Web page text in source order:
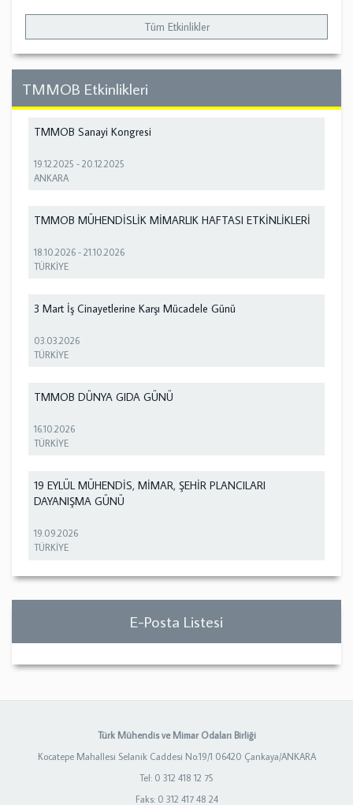
Tüm Etkinlikler
TMMOB Etkinlikleri
TMMOB Sanayi Kongresi
19.12.2025 -20.12.2025
ANKARA
TMMOB MÜHENDİSLİK MİMARLIK HAFTASI ETKİNLİKLERİ
18.10.2026 -21.10.2026
TÜRKİYE
3 Mart İş Cinayetlerine Karşı Mücadele Günü
03.03.2026
TÜRKİYE
TMMOB DÜNYA GIDA GÜNÜ
16.10.2026
TÜRKİYE
19 EYLÜL MÜHENDİS, MİMAR, ŞEHİR PLANCILARI
DAYANIŞMA GÜNÜ
19.09.2026
TÜRKİYE
E-Posta Listesi
Türk Mühendis ve Mimar Odaları Birliği
Kocatepe Mahallesi Selanik Caddesi No:19/1 06420 Çankaya/ANKARA
Tel: 0 312 418 12 75
Faks: 0 312 417 48 24